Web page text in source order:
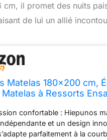
il promet des nuits
de lui un allié
Matelas 180x200 cm,
à Ressorts
confortable : Hiepunos
et un design
parfaitement à la